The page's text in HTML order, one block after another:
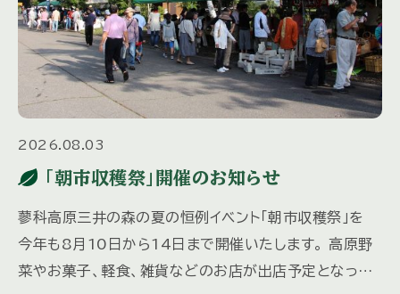
2026.08.03
「朝市収穫祭」開催のお知らせ
蓼科高原三井の森の夏の恒例イベント「朝市収穫祭」を
今年も8月10日から14日まで開催いたします。 高原野
菜やお菓子、軽食、雑貨などのお店が出店予定となって